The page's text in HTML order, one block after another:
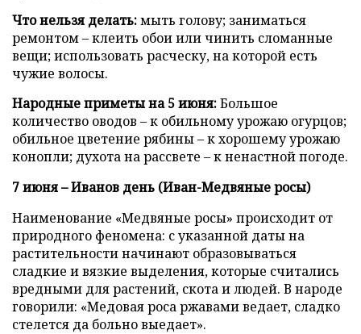
Что нельзя делать:мыть голову; заниматься
ремонтом – клеить обои или чинить сломанные
вещи; использовать расческу, на которой есть
чужие волосы.
Народные приметы на 5 июня:Большое
количество оводов – к обильному урожаю огурцов;
обильное цветение рябины – к хорошему урожаю
конопли; духота на рассвете – к ненастной погоде.
7 июня – Иванов день (Иван-Медвяные росы)
Наименование «Медвяные росы» происходит от
природного феномена: с указанной даты на
растительности начинают образовываться
сладкие и вязкие выделения, которые считались
вредными для растений, скота и людей. В народе
говорили: «Медовая роса ржавами ведает, сладко
стелется да больно выедает».